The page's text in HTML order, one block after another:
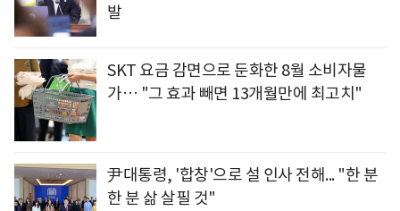
발
SKT 요금 감면으로 둔화한 8월 소비자물
가… "그 효과 빼면 13개월만에 최고치"
尹대통령, '합창'으로 설 인사 전해... "한 분
한 분 삶 살필 것"